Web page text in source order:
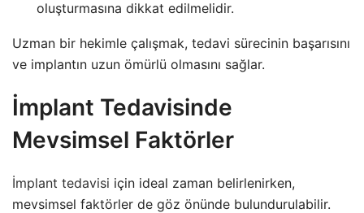
oluşturmasına dikkat edilmelidir.
Uzman bir hekimle çalışmak, tedavi sürecinin başarısını
ve implantın uzun ömürlü olmasını sağlar.
İmplant Tedavisinde
Mevsimsel Faktörler
İmplant tedavisi için ideal zaman belirlenirken,
mevsimsel faktörler de göz önünde bulundurulabilir.